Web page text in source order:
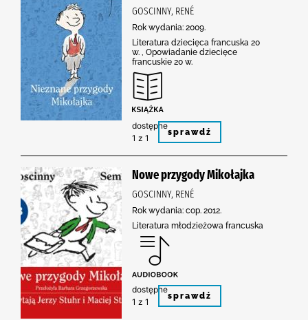
GOSCINNY, RENÉ
Rok wydania: 2009.
Literatura dziecięca francuska 20
w. , Opowiadanie dziecięce
francuskie 20 w.
dostępne
1 z 1
sprawdź
Nowe przygody Mikołajka
GOSCINNY, RENÉ
Rok wydania: cop. 2012.
Literatura młodzieżowa francuska
dostępne
1 z 1
sprawdź